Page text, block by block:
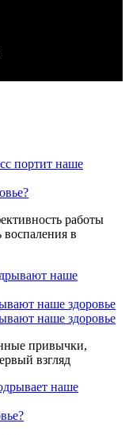
портит наше
работы
в
наше здоровье
наше здоровье
привычки,
взгляд
наше